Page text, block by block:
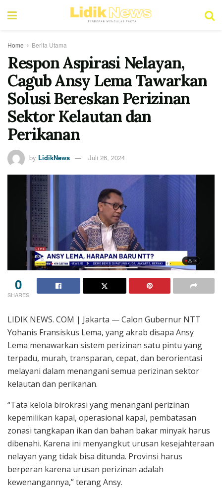
Home Berita Utama
Respon Aspirasi Nelayan,
Cagub Ansy Lema Tawarkan
Solusi Bereskan Perizinan
Sektor Kelautan dan
Perikanan
by LidikNews Juli 26, 2024
0
SHARES
LIDIK NEWS. COM | Jakarta — Calon Gubernur NTT
Yohanis Fransiskus Lema, yang akrab disapa Ansy
Lema menawarkan sistem perizinan satu pintu yang
terpadu, murah, transparan, cepat, dan berorientasi
melayani dalam menangani semua perizinan sektor
kelautan dan perikanan.
“Tata kelola birokrasi yang menangani perizinan
kepemilikan kapal, operasional kapal, pembatasan
zonasi tangkapan ikan dan bahan bakar minyak harus
dibenahi. Karena ini menyangkut urusan kesejahteraan
nelayan yang tidak bisa ditunda. Provinsi harus
berperan karena urusan perizinan adalah
kewenangannya,” terang Ansy.